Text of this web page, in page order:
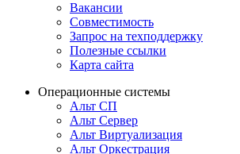
Вакансии
Совместимость
Запрос на техподдержку
Полезные ссылки
Карта сайта
Операционные системы
Альт СП
Альт Сервер
Альт Виртуализация
Альт Оркестрация